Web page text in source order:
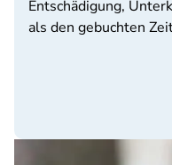
Entschädigung,
als den gebuchten